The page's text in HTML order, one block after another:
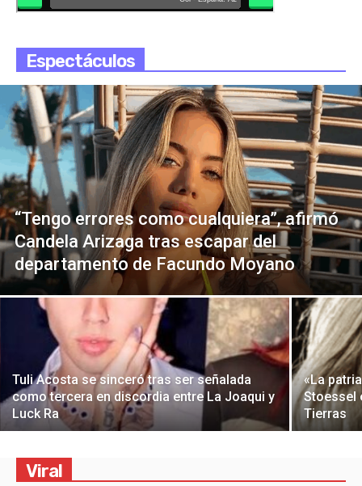
Espectáculos
“Tengo errores como cualquiera”, afirmó
Candela Arizaga tras escapar del
departamento de Facundo Moyano
Tuli Acosta se sinceró tras ser señalada
como tercera en discordia entre La Joaqui y
Luck Ra
«La
Stoessel
Tierras
Viral